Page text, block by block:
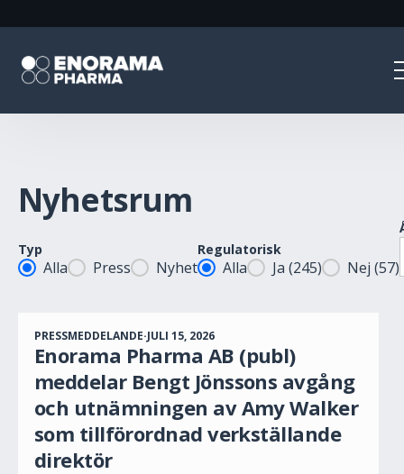
Nyhetsrum
Typ
Posttyp
Alla Press Nyhet
Regulatorisk
Regulatory
Alla Ja (245) Nej (57)
PRESSMEDDELANDE·JULI 15, 2026
Enorama Pharma AB (publ)
meddelar Bengt Jönssons avgång
och utnämningen av Amy Walker
som tillförordnad verkställande
direktör